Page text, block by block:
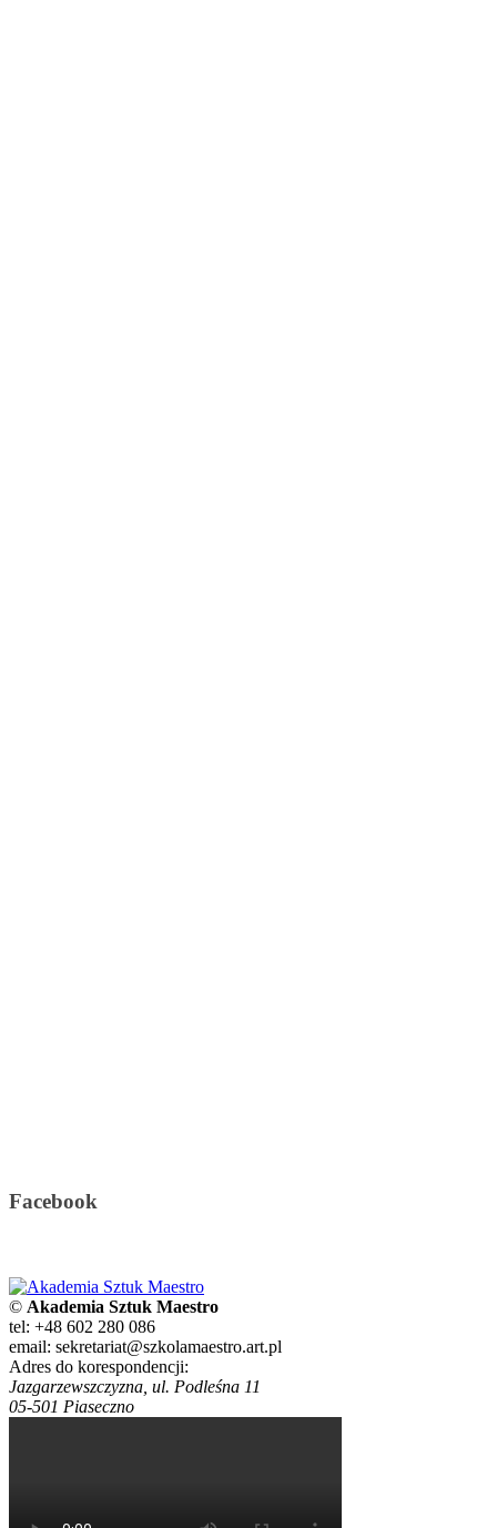
Facebook
© Akademia Sztuk Maestro
tel: +48 602 280 086
email: sekretariat@szkolamaestro.art.pl
Adres do korespondencji:
Jazgarzewszczyzna, ul. Podleśna 11
05-501 Piaseczno